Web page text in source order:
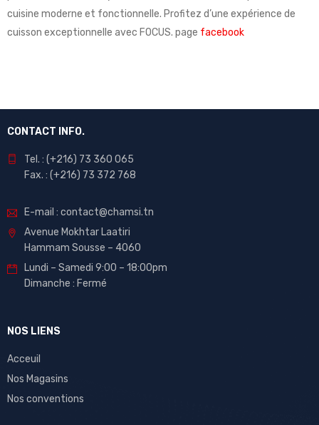
cuisine moderne et fonctionnelle. Profitez d’une expérience de
cuisson exceptionnelle avec FOCUS. page facebook
CONTACT INFO.
Tel. : (+216) 73 360 065
Fax. : (+216) 73 372 768
E-mail : contact@chamsi.tn
Avenue Mokhtar Laatiri
Hammam Sousse – 4060
Lundi – Samedi 9:00 – 18:00pm
Dimanche : Fermé
NOS LIENS
Acceuil
Nos Magasins
Nos conventions